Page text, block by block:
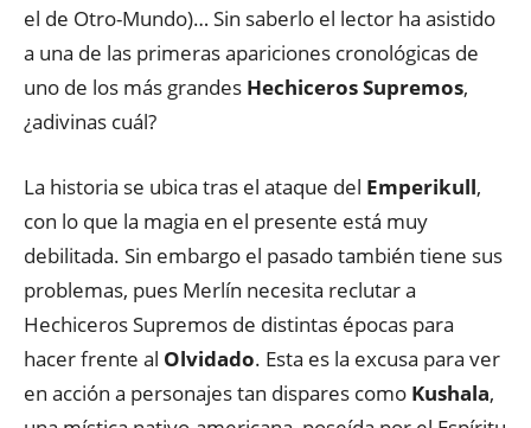
el de Otro-Mundo)… Sin saberlo el lector ha asistido
a una de las primeras apariciones cronológicas de
uno de los más grandes Hechiceros Supremos,
¿adivinas cuál?
La historia se ubica tras el ataque del Emperikull,
con lo que la magia en el presente está muy
debilitada. Sin embargo el pasado también tiene sus
problemas, pues Merlín necesita reclutar a
Hechiceros Supremos de distintas épocas para
hacer frente al Olvidado. Esta es la excusa para ver
en acción a personajes tan dispares como Kushala,